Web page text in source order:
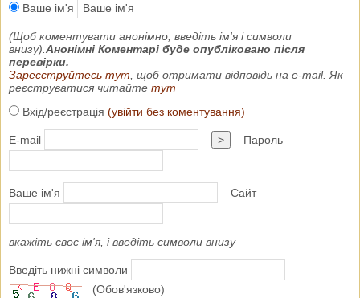
Ваше ім'я
(Щоб коментувати анонімно, введіть ім'я і символи
внизу). Анонімні Коментарі буде опубліковано після
перевірки.
Зареєструйтесь тут , щоб отримати відповідь на e-mail. Як
реєструватися читайте тут
Вхід/реєстрація (увійти без коментування)
E-mail > Пароль
Ваше ім'я Сайт
вкажіть своє ім'я, і введіть символи внизу
Введіть нижні символи
(Обов'язково)